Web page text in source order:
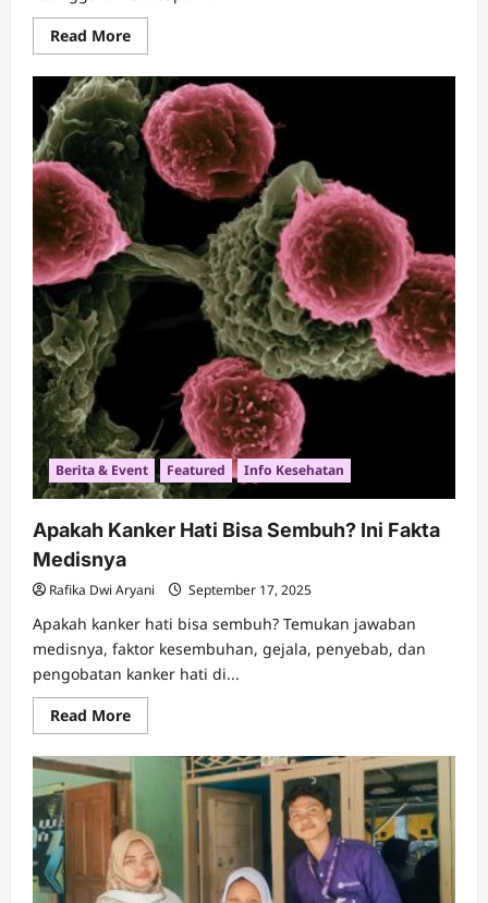
Read MoreRead
more
Lenacapavir
Obat
Ajaib
Pencegahan
HIV
Terbaru!
Berita & Event Featured Info Kesehatan
Apakah Kanker Hati Bisa Sembuh? Ini Fakta
Medisnya
Rafika Dwi Aryani September 17, 2025
Apakah kanker hati bisa sembuh? Temukan jawaban
medisnya, faktor kesembuhan, gejala, penyebab, dan
pengobatan kanker hati di...
Read MoreRead
more
Apakah
Kanker
Hati
Sembuh?
Ini
Fakta
Medisnya